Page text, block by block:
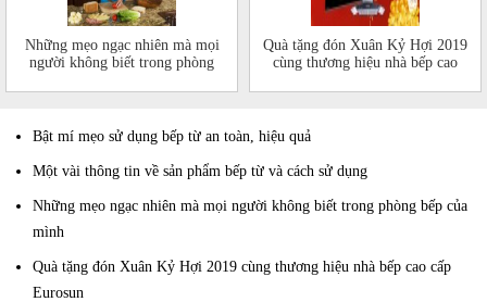
Những mẹo ngạc nhiên mà mọi
người không biết trong phòng
Quà tặng đón Xuân Kỷ Hợi 2019
cùng thương hiệu nhà bếp cao
Bật mí mẹo sử dụng bếp từ an toàn, hiệu quả
Một vài thông tin về sản phẩm bếp từ và cách sử dụng
Những mẹo ngạc nhiên mà mọi người không biết trong phòng bếp của
mình
Quà tặng đón Xuân Kỷ Hợi 2019 cùng thương hiệu nhà bếp cao cấp
Eurosun